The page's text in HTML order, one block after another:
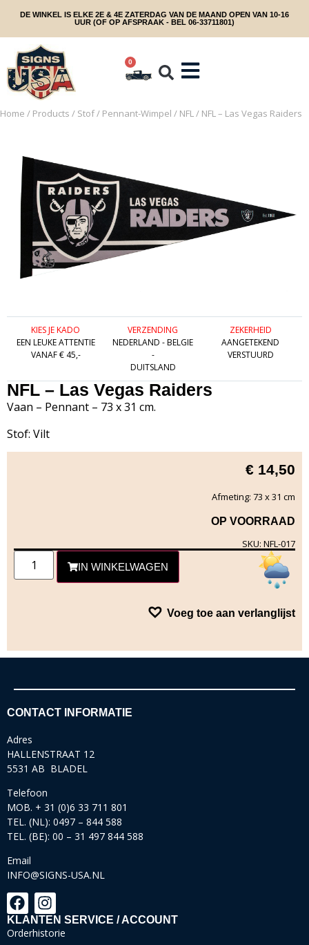
DE WINKEL IS ELKE 2E & 4E ZATERDAG VAN DE MAAND OPEN VAN 10-16
UUR (OF OP AFSPRAAK - BEL 06-33711801)
0
Home / Products / Stof/ Pennant-Wimpel / NFL/ NFL – Las Vegas Raiders
KIES JE KADO
EEN LEUKE ATTENTIE
VANAF € 45,-
VERZENDING
NEDERLAND - BELGIE
-
DUITSLAND
ZEKERHEID
AANGETEKEND
VERSTUURD
NFL – Las Vegas Raiders
Vaan – Pennant – 73 x 31 cm.
Stof: Vilt
€ 14,50
Afmeting: 73 x 31 cm
OP VOORRAAD
SKU: NFL-017
IN WINKELWAGEN
Voeg toe aan verlanglijst
CONTACT INFORMATIE
Adres
HALLENSTRAAT 12
5531 AB BLADEL
Telefoon
MOB. + 31 (0)6 33 711 801
TEL. (NL): 0497 – 844 588
TEL. (BE): 00 – 31 497 844 588
Email
INFO@SIGNS-USA.NL
KLANTEN SERVICE / ACCOUNT
Orderhistorie